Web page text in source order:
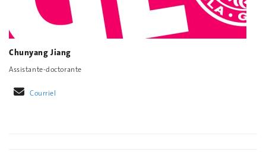
Chunyang Jiang
Assistante-doctorante
Courriel